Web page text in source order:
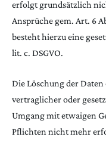
erfolgt grundsätzlich
Ansprüche gem. Art. 6
besteht hierzu eine
lit. c. DSGVO.
Die Löschung der
vertraglicher oder
Umgang mit etwaigen
Pflichten nicht mehr